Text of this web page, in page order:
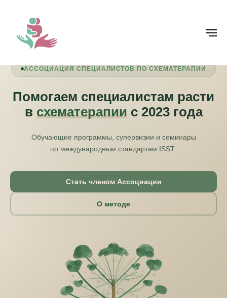
АССОЦИАЦИЯ СПЕЦИАЛИСТОВ ПО СХЕМАТЕРАПИИ
Помогаем специалистам расти
в схематерапии с 2023 года
Обучающие программы, супервизии и семинары
по международным стандартам ISST
Стать членом Ассоциации
О методе